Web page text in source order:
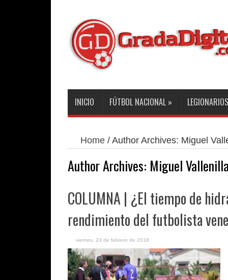
INICIO FÚTBOL NACIONAL » LEGIONARIOS
Home/ Author Archives: Miguel
Author Archives: Miguel
COLUMNA | ¿El tiempo de
rendimiento del futbolista
viernes, 23 de febrero de 2018